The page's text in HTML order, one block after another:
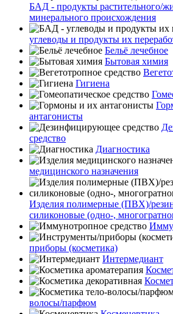
БАД - продукты растительного/
минерального происхождения
углеводы и продукты их
Бельё лечебное
Бытовая химия
Гигиена
антагонисты
средство
Диагностика
медицинского назначения
Изделия полимерные (ПВХ)/
силиконовые (одно-,
приборы (косметика)
Интермедиант
волосы/парфюм